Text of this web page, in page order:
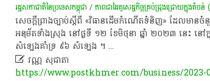
រដ្ឋសភាជាតិនៃប្រទេសកម្ពុជា /ភាពជាដៃគូសេដ្ឋកិច្ចគ្រប់ជ្រុងជ្រោយក្នុងតំប
សេចក្ដីព្រាងច្បាប់​ស្ដីពី «​វិធាន​ដើមកំណើត​ទំនិញ​»​ ដែលមាន​ចំ
អនុម័ត​ទាំងស្រុង នៅ​ថ្ង​ទី ​១២ ខែមិថុនា ឆ្នាំ​ ២០២៣ ​នេះ
សំឡេងគាំទ្រ ៩៦ ​សំឡេង ។​...
 វណ្ណ សុជាតា
https://www.postkhmer.com/business/2023-